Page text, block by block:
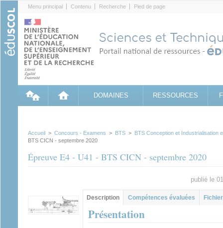
Menu principal Contenu Recherche Pied de page
DOMAINES RESSOURCES
Accueil > Concours - Examens > BTS > BTS Conception et Industrialisation
BTS CICN - septembre 2020
Épreuve E4 - U41 - BTS CICN - septembre 2020
publié le
Groupe principal
Description (onglet
actif)
Compétences évaluées
Présentation